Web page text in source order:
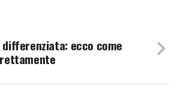
ecco come